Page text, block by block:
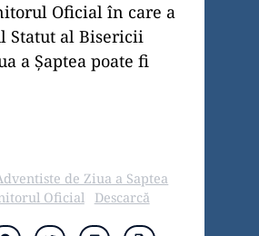
Oficial în care a
Statut al Bisericii
a Șaptea poate fi
de Ziua a Saptea
Oficial
Descarcă